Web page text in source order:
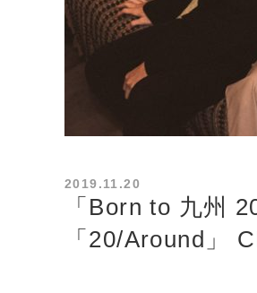
2019.11.20
「Born to 九州
「20/Around」